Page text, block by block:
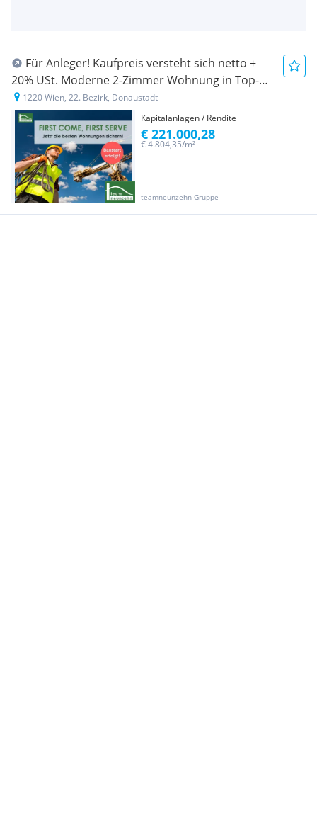
Für Anleger! Kaufpreis versteht sich netto +
20% USt. Moderne 2-Zimmer Wohnung in Top-
Lage des 22. Mit Freifläche! - JETZT ZUSCHLAGEN
1220 Wien, 22. Bezirk, Donaustadt
Kapitalanlagen / Rendite
teamneunzehn-Gruppe
€ 4.804,35/m²
€ 221.000,28